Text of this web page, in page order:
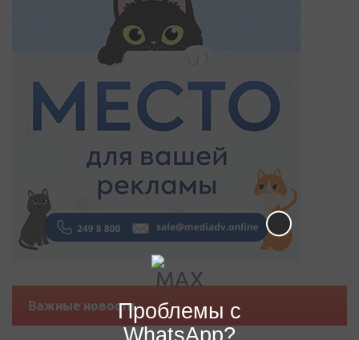
Важные новостиПроблемы с
WhatsApp?